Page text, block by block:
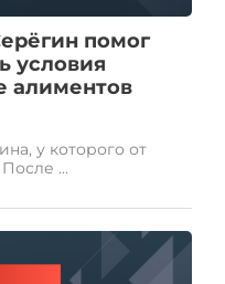
помог
условия
алиментов
у которого от
...